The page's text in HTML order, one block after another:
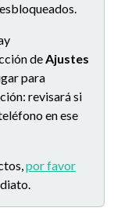
deAjustes
para
revisará si
en ese
por favor